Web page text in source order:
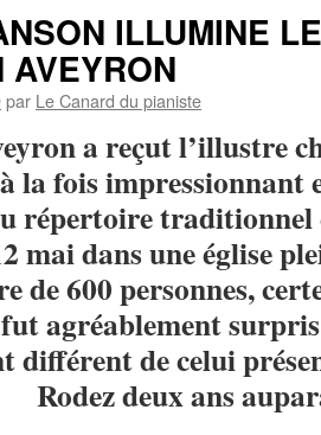
ILLUMINE
AVEYRON
par Le Canard du pianiste
a reçut l’illustre
la fois impressionnant
répertoire traditionnel
mai dans une église
de 600 personnes,
agréablement
différent de celui
Rodez deux ans